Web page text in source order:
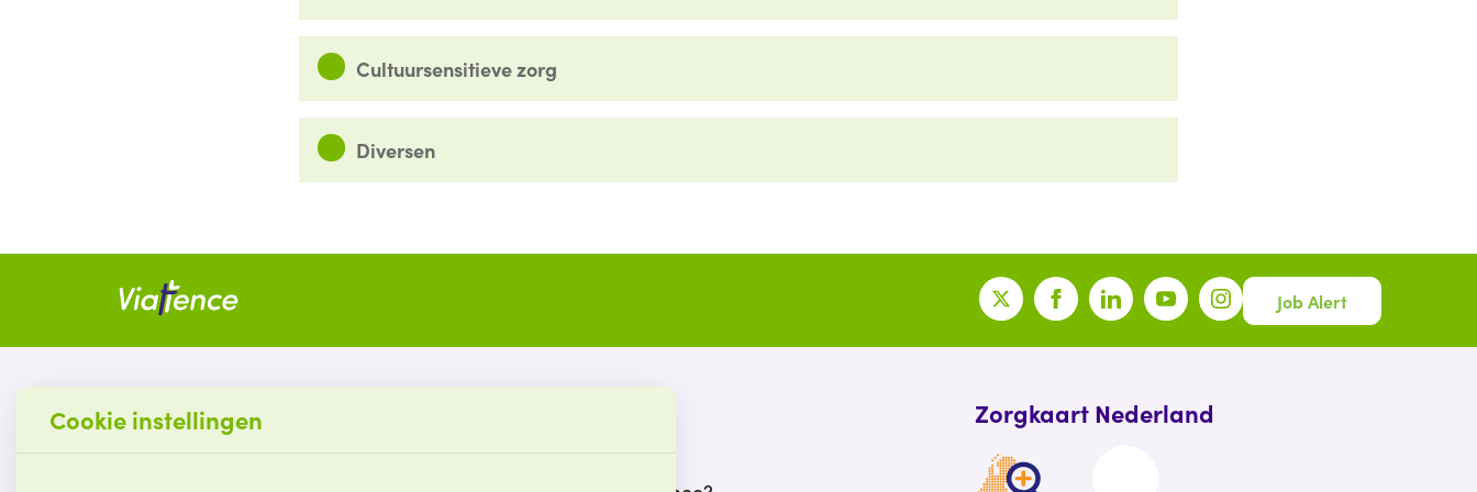
Cultuursensitieve zorg
Diversen
Job Alert
Contact
Korte Veenteweg 9C
Vacatures
Zorgkaart Nederland
Cookie instellingen